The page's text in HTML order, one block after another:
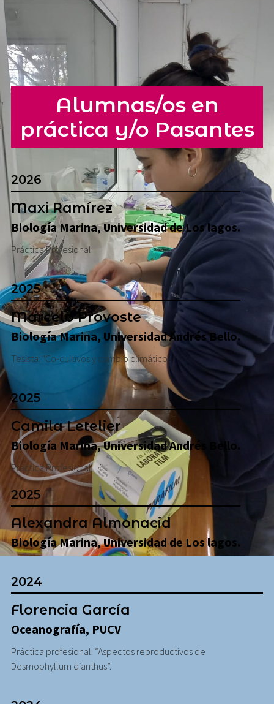
Alumnas/os en
práctica y/o Pasantes
2026
Maxi Ramírez
Biología Marina, Universidad de Los lagos.
Práctica Profesional
2025
Marcelo Provoste
Biología Marina, Universidad Andrés Bello.
Tesista: "Co-cultivos y cambio climático".
2025
Camila Letelier
Biología Marina, Universidad Andrés Bello.
Práctica Profesional
2025
Alexandra Almonacid
Biología Marina, Universidad de Los lagos.
2024
Florencia García
Oceanografía, PUCV
Práctica profesional: “Aspectos reproductivos de
Desmophyllum dianthus”.